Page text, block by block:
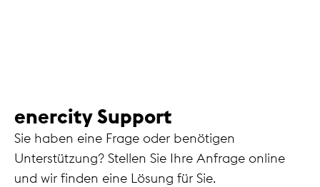
enercity Support
Sie haben eine Frage oder benötigen
Unterstützung? Stellen Sie Ihre Anfrage online
und wir finden eine Lösung für Sie.